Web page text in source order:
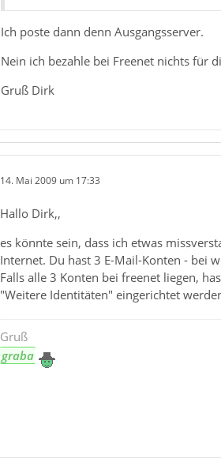
Ich poste dann denn Ausgangsserver.
Nein ich bezahle bei Freenet nichts für
Gruß Dirk
14. Mai 2009 um 17:33
Hallo Dirk,,
es könnte sein, dass ich etwas
Internet. Du hast 3 E-Mail-Konten - bei
Falls alle 3 Konten bei freenet liegen,
"Weitere Identitäten" eingerichtet
Gruß
graba